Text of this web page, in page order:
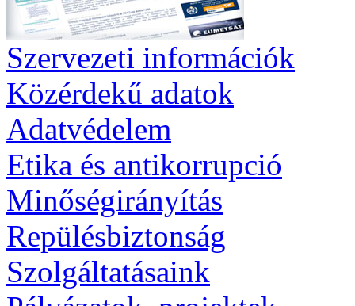
Szervezeti információk
Közérdekű adatok
Adatvédelem
Etika és antikorrupció
Minőségirányítás
Repülésbiztonság
Szolgáltatásaink